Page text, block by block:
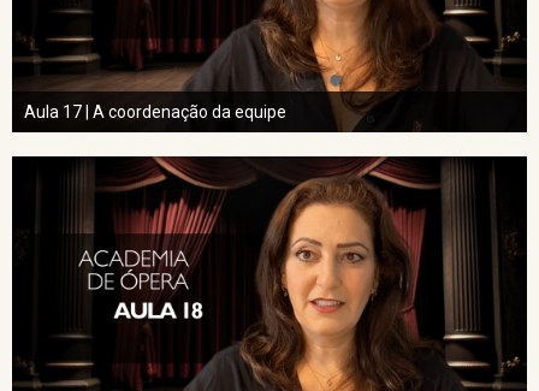
Aula 17 | A coordenação da equipe